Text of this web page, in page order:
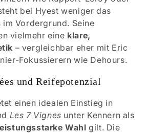
bei Hyest weniger das
Vordergrund. Seine
vielmehr eine klare,
– vergleichbar eher mit Eric
Fokussierern wie Dehours.
und Reifepotenzial
einen idealen Einstieg in
Les 7 Vignes unter Kennern als
Wahl gilt. Die